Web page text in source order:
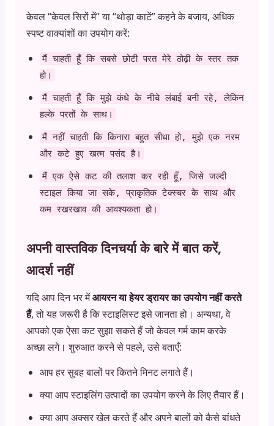
केवल “केवल सिरों में” या “थोड़ा काटें” कहने के बजाय, अधिक
स्पष्ट वाक्यांशों का उपयोग करें:
मैं चाहती हूँ कि सबसे छोटी परत मेरे ठोढ़ी के स्तर तक
हो।
मैं चाहती हूँ कि मुझे कंधे के नीचे लंबाई बनी रहे, लेकिन
हल्के परतों के साथ।
मैं नहीं चाहती कि किनारा बहुत सीधा हो, मुझे एक नरम
और कटे हुए खत्म पसंद है।
मैं एक ऐसे कट की तलाश कर रही हूँ, जिसे जल्दी
स्टाइल किया जा सके, प्राकृतिक टेक्स्चर के साथ और
कम रखरखाव की आवश्यकता हो।
अपनी वास्तविक दिनचर्या के बारे में बात करें,
आदर्श नहीं
यदि आप दिन भर मेंआयरन या हेयर ड्रायर का उपयोग नहीं करते
हैं, तो यह जरूरी है कि स्टाइलिस्ट इसे जानता हो। अन्यथा, वे
आपको एक ऐसा कट सुझा सकते हैं जो केवल गर्म काम करके
अच्छा लगे। शुरुआत करने से पहले, उसे बताएँ:
आप हर सुबह बालों पर कितने मिनट लगाते हैं।
क्या आप स्टाइलिंग उत्पादों का उपयोग करने के लिए तैयार हैं।
क्या आप अक्सर खेल करते हैं और अपने बालों को कैसे बांधते